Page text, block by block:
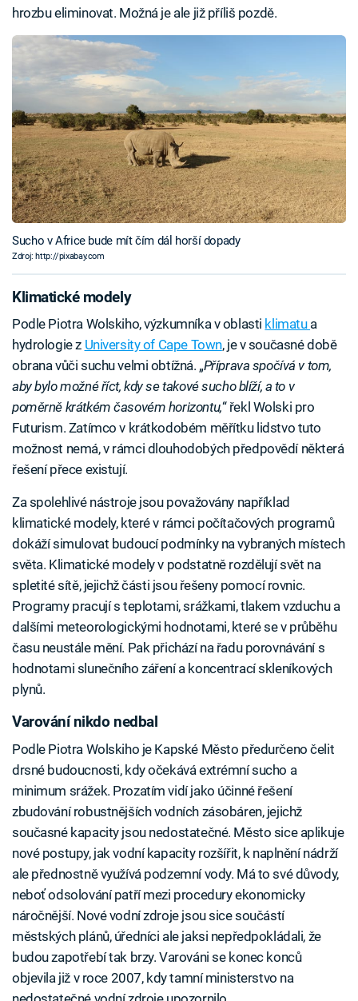
hrozbu eliminovat. Možná je ale již příliš pozdě.
Sucho v Africe bude mít čím dál horší dopady
Zdroj: http://pixabay.com
Klimatické modely
Podle Piotra Wolskiho, výzkumníka v oblasti klimatu a
hydrologie z University of Cape Town, je v současné době
obrana vůči suchu velmi obtížná. „Příprava spočívá v tom,
aby bylo možné říct, kdy se takové sucho blíží, a to v
poměrně krátkém časovém horizontu,“ řekl Wolski pro
Futurism. Zatímco v krátkodobém měřítku lidstvo tuto
možnost nemá, v rámci dlouhodobých předpovědí některá
řešení přece existují.
Za spolehlivé nástroje jsou považovány například
klimatické modely, které v rámci počítačových programů
dokáží simulovat budoucí podmínky na vybraných místech
světa. Klimatické modely v podstatně rozdělují svět na
spletité sítě, jejichž části jsou řešeny pomocí rovnic.
Programy pracují s teplotami, srážkami, tlakem vzduchu a
dalšími meteorologickými hodnotami, které se v průběhu
času neustále mění. Pak přichází na řadu porovnávání s
hodnotami slunečního záření a koncentrací skleníkových
plynů.
Varování nikdo nedbal
Podle Piotra Wolskiho je Kapské Město předurčeno čelit
drsné budoucnosti, kdy očekává extrémní sucho a
minimum srážek. Prozatím vidí jako účinné řešení
zbudování robustnějších vodních zásobáren, jejichž
současné kapacity jsou nedostatečné. Město sice aplikuje
nové postupy, jak vodní kapacity rozšířit, k naplnění nádrží
ale přednostně využívá podzemní vody. Má to své důvody,
neboť odsolování patří mezi procedury ekonomicky
náročnější. Nové vodní zdroje jsou sice součástí
městských plánů, úředníci ale jaksi nepředpokládali, že
budou zapotřebí tak brzy. Varováni se konec konců
objevila již v roce 2007, kdy tamní ministerstvo na